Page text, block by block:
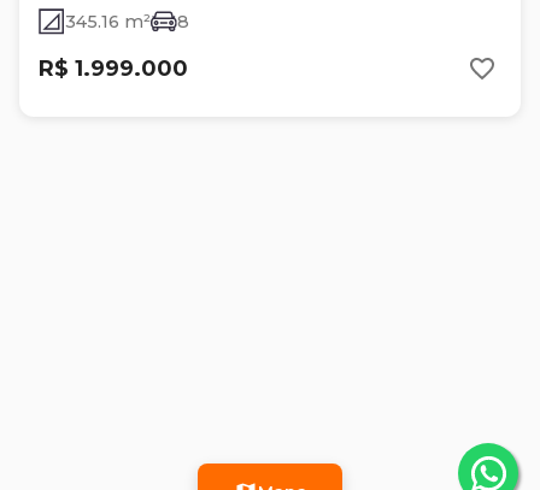
345.16 m² 8
R$ 1.999.000